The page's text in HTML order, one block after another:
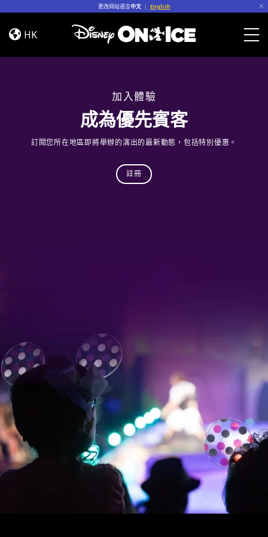
更改网站语言中文 | English
Let’s
Dance
HK
成為優先賓客
加入體驗
訂閱您所在地區即將舉辦的演出的最新動態，包括特別優惠。
註冊